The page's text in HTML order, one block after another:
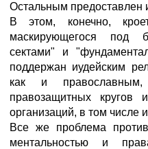
Остальным предоставлен
В этом, конечно,
маскирующегося под
сектами" и
поддержан иудейским
как и
правозащитных кругов
организаций, в том числе
Все же проблема
ментальностью и